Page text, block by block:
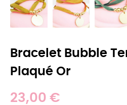
Bracelet Bubble
Plaqué Or
23,00 €